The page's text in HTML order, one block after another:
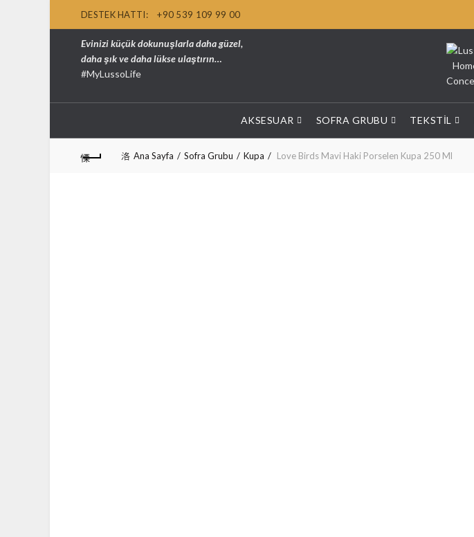
DESTEK HATTI: +90 539 109 99 00
Evinizi küçük dokunuşlarla daha güzel,
daha şık ve daha lükse ulaştırın…
#MyLussoLife
AKSESUAR SOFRA GRUBU TEKSTIL
Ana Sayfa Sofra Grubu Kupa Love Birds Mavi Haki Porselen Kupa 250 Ml